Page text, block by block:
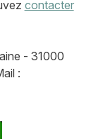
contacter
- 31000
: